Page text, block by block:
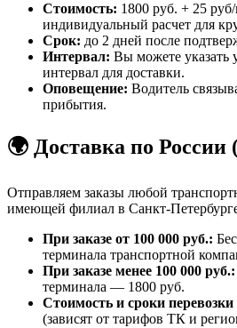
Стоимость: 1800 руб. + 25
индивидуальный расчет для
Срок: до 2 дней после
Интервал: Вы можете указать
интервал для доставки.
Оповещение: Водитель
прибытия.
🌍 Доставка по России
Отправляем заказы любой
имеющей филиал в Санкт-
При заказе от 100 000 руб.:
терминала транспортной
При заказе менее 100 000 руб.:
терминала — 1800 руб.
Стоимость и сроки перевозки
(зависят от тарифов ТК и